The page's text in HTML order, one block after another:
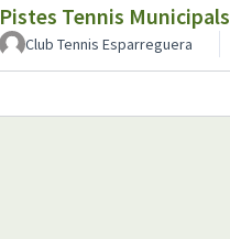
Pistes Tennis Municipals
Club Tennis Esparreguera